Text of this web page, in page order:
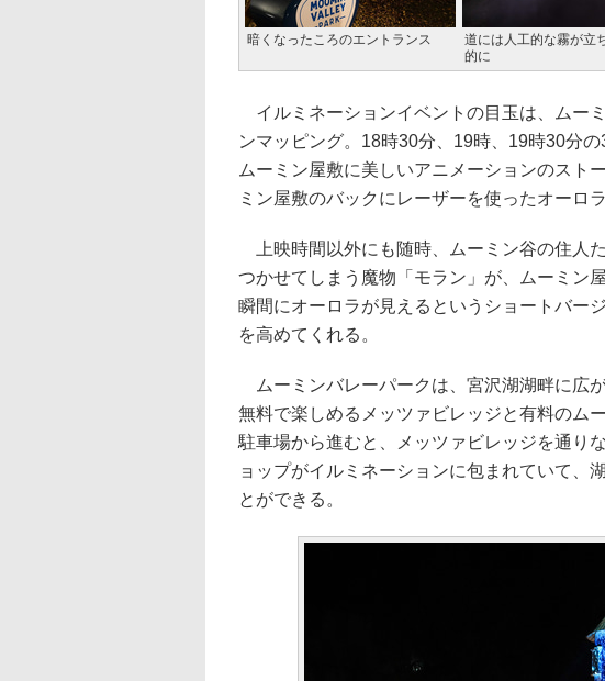
暗くなったころのエントランス
道には人工的な霧が立
的に
イルミネーションイベントの目玉は、ムー
ンマッピング。18時30分、19時、19時30分
ムーミン屋敷に美しいアニメーションのスト
ミン屋敷のバックにレーザーを使ったオーロ
上映時間以外にも随時、ムーミン谷の住人
つかせてしまう魔物「モラン」が、ムーミン
瞬間にオーロラが見えるというショートバー
を高めてくれる。
ムーミンバレーパークは、宮沢湖湖畔に広
無料で楽しめるメッツァビレッジと有料のム
駐車場から進むと、メッツァビレッジを通り
ョップがイルミネーションに包まれていて、
とができる。